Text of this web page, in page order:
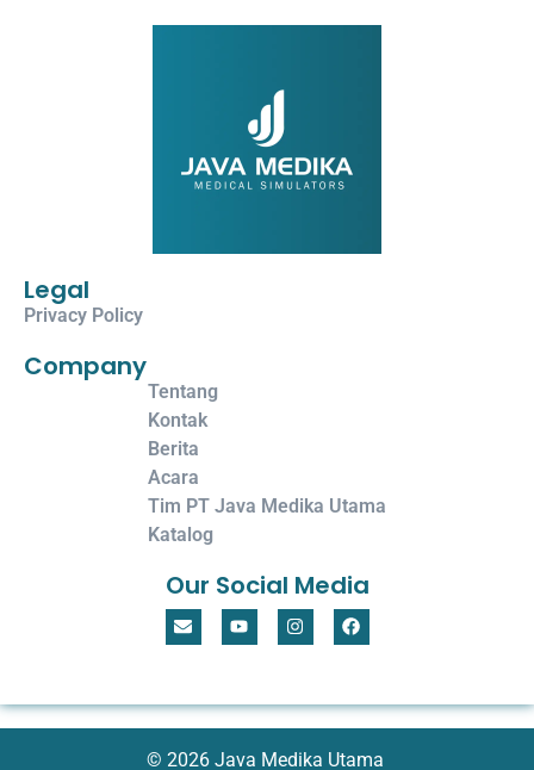
Legal
Privacy Policy
Tentang
Kontak
Berita
Acara
Tim PT Java Medika Utama
Katalog
Company
Our Social Media
© 2026 Java Medika Utama